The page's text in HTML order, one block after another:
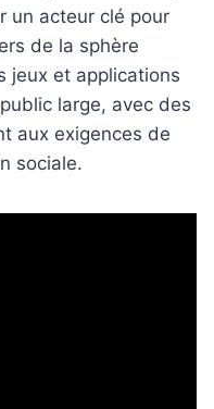
un acteur clé pour
de la sphère
jeux et applications
large, avec des
aux exigences de
sociale.